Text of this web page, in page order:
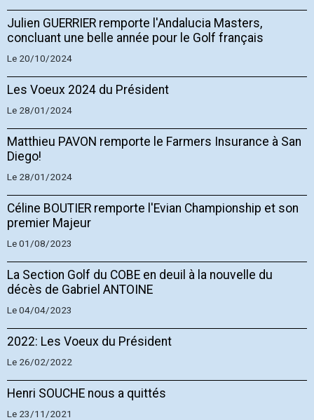
Julien GUERRIER remporte l'Andalucia Masters,
concluant une belle année pour le Golf français
Le 20/10/2024
Les Voeux 2024 du Président
Le 28/01/2024
Matthieu PAVON remporte le Farmers Insurance à San
Diego!
Le 28/01/2024
Céline BOUTIER remporte l'Evian Championship et son
premier Majeur
Le 01/08/2023
La Section Golf du COBE en deuil à la nouvelle du
décès de Gabriel ANTOINE
Le 04/04/2023
2022: Les Voeux du Président
Le 26/02/2022
Henri SOUCHE nous a quittés
Le 23/11/2021